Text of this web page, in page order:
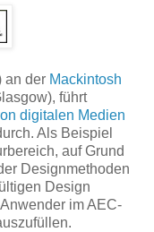
an der Mackintosh
führt
digitalen Medien
Als Beispiel
auf Grund
Designmethoden
Design
im AEC-